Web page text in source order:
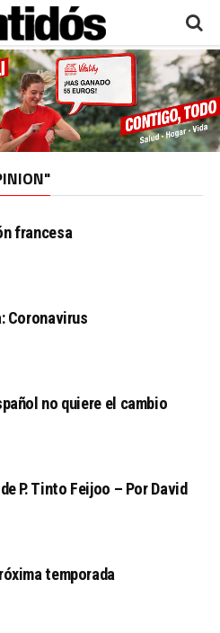
francesa
Coronavirus
no quiere el cambio
P. Tinto Feijoo – Por David
temporada